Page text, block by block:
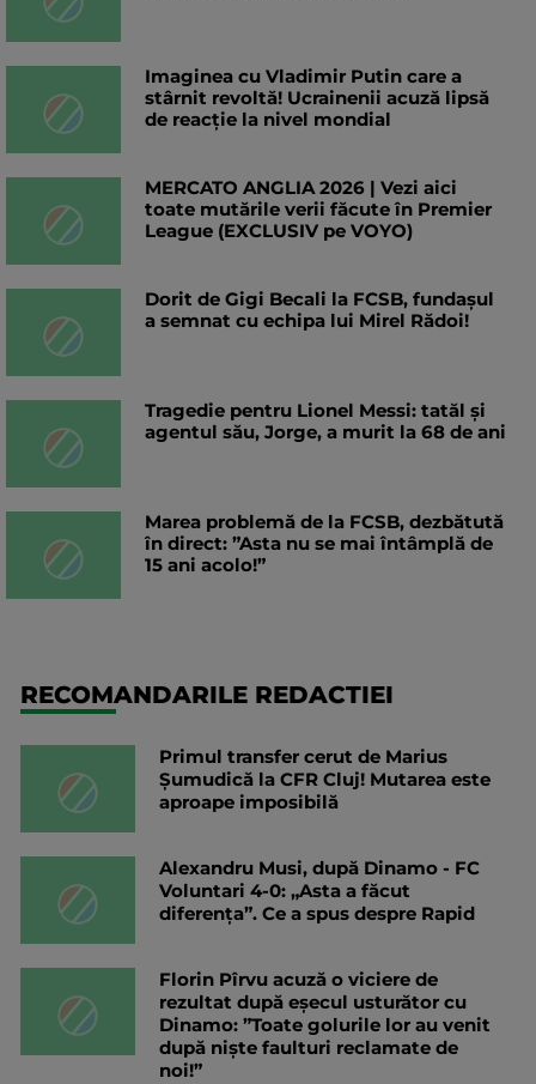
Imaginea cu Vladimir Putin care a
stârnit revoltă! Ucrainenii acuză lipsă
de reacție la nivel mondial
MERCATO ANGLIA 2026 | Vezi aici
toate mutările verii făcute în Premier
League (EXCLUSIV pe VOYO)
Dorit de Gigi Becali la FCSB, fundașul
a semnat cu echipa lui Mirel Rădoi!
Tragedie pentru Lionel Messi: tatăl și
agentul său, Jorge, a murit la 68 de ani
Marea problemă de la FCSB, dezbătută
în direct: ”Asta nu se mai întâmplă de
15 ani acolo!”
RECOMANDARILE REDACTIEI
Primul transfer cerut de Marius
Șumudică la CFR Cluj! Mutarea este
aproape imposibilă
Alexandru Musi, după Dinamo - FC
Voluntari 4-0: „Asta a făcut
diferența”. Ce a spus despre Rapid
Florin Pîrvu acuză o viciere de
rezultat după eșecul usturător cu
Dinamo: ”Toate golurile lor au venit
după niște faulturi reclamate de
noi!”